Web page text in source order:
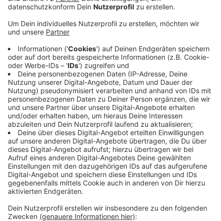
Veröffentlicht: Montag, 16.03.2026 08:48
Anzeige
Donnerstag (19.3.) enden die Ascheberger
Gesundheitstage - wie immer mit einem großen
Aktionstag. Dutzende Stände bieten auf dem
Katharinenplatz dann kostenfrei Tipps und Tricks -
zum Beispiel zum Thema gesunde Ernährung. Welche
kostenfreien Vorträge ab heute bis Donnerstag noch
bei den Ascheberger Gesundheitstagen, wo und wann
dabei sind - und wo sie sich dafür anmelden, steht